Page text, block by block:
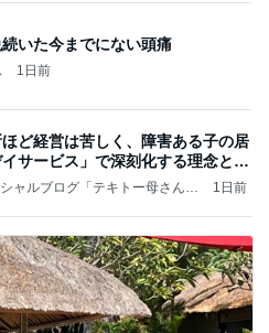
いた今までにない頭痛
1日前
ど経営は苦しく、障害ある子の居
サービス」で深刻化する理念と現
ャルブログ「テキトー母さんの
1日前